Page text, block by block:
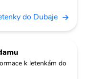
do Dubaje
k letenkám do